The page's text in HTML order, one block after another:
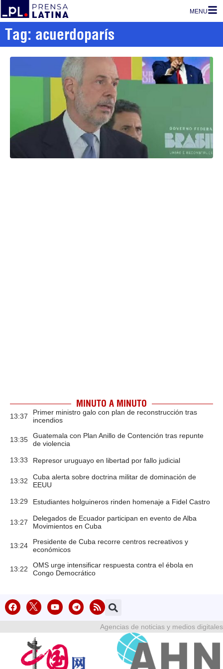
MENU
Tag: acuerdoparís
MINUTO A MINUTO
13:37
Primer ministro galo con plan de reconstrucción tras
incendios
13:35
Guatemala con Plan Anillo de Contención tras repunte
de violencia
13:33 Represor uruguayo en libertad por fallo judicial
13:32
Cuba alerta sobre doctrina militar de dominación de
EEUU
13:29 Estudiantes holguineros rinden homenaje a Fidel Castro
13:27
Delegados de Ecuador participan en evento de Alba
Movimientos en Cuba
13:24
Presidente de Cuba recorre centros recreativos y
económicos
13:22
OMS urge intensificar respuesta contra el ébola en
Congo Democrático
Agencias de noticias y medios digitales